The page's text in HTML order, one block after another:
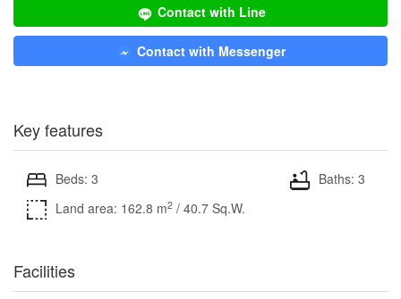
Contact with Line
Contact with Messenger
Key features
Beds: 3
Baths: 3
Land area: 162.8 m2 / 40.7 Sq.W.
Facilities